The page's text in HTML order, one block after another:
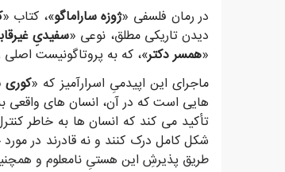
در رمان فلسفی «ژوزه ساراماگو»، کتاب «
دیدن تاریکی مطلق، نوعی «سفیدیِ
«همسر دکتر»، که به پروتاگونیست
ماجرای این اپیدمیِ اسرارآمیز که «کوری
هایی است که در آن، انسان های
تأکید می کند که انسان ها به خاطر
شکل کامل درک کنند و نه قادرند در
طریق پذیرشِ این هستیِ نامعلوم و